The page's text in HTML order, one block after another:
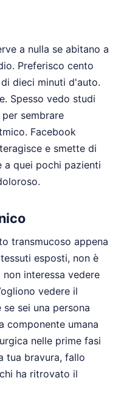
a nulla se abitano a
Preferisco cento
dieci minuti d'auto.
Spesso vedo studi
sembrare
Facebook
e smette di
a quei pochi pazienti
transmucoso appena
esposti, non è
interessa vedere
vedere il
sei una persona
componente umana
nelle prime fasi
tua bravura, fallo
ha ritrovato il